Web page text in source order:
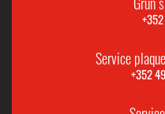
Service
+352